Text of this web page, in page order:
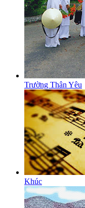
Trường Thân Yêu
Khúc